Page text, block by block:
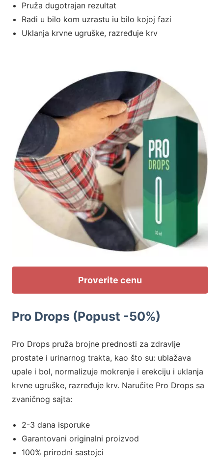
Pruža dugotrajan rezultat
Radi u bilo kom uzrastu iu bilo kojoj fazi
Uklanja krvne ugruške, razređuje krv
Pro Drops (Popust -50%)
Pro Drops pruža brojne prednosti za zdravlje
prostate i urinarnog trakta, kao što su: ublažava
upale i bol, normalizuje mokrenje i erekciju i uklanja
krvne ugruške, razređuje krv. Naručite Pro Drops sa
zvaničnog sajta:
2-3 dana isporuke
Garantovani originalni proizvod
100% prirodni sastojci
Proverite cenu